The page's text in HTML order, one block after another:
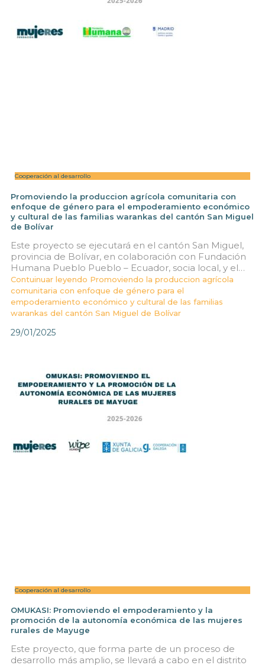
Cooperación al desarrollo
Promoviendo la produccion agrícola comunitaria con
enfoque de género para el empoderamiento económico
y cultural de las familias warankas del cantón San Miguel
de Bolívar
Este proyecto se ejecutará en el cantón San Miguel,
provincia de Bolívar, en colaboración con Fundación
Humana Pueblo Pueblo – Ecuador, socia local, y el…
Contuinuar leyendo Promoviendo la produccion agrícola
comunitaria con enfoque de género para el
empoderamiento económico y cultural de las familias
warankas del cantón San Miguel de Bolívar
29/01/2025
Cooperación al desarrollo
OMUKASI: Promoviendo el empoderamiento y la
promoción de la autonomía económica de las mujeres
rurales de Mayuge
Este proyecto, que forma parte de un proceso de
desarrollo más amplio, se llevará a cabo en el distrito